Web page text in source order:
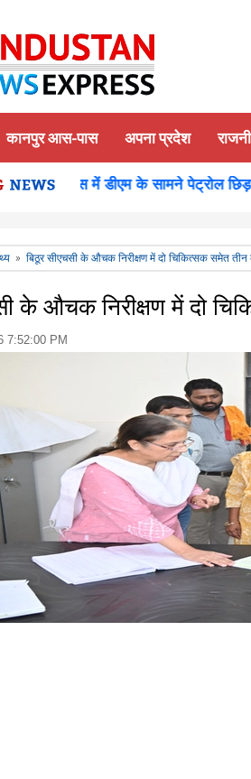
कानपुर आस-पास अपना प्रदेश
दिवस में डीएम के सामने पेट्रोल छिड़क
» बिठूर सीएचसी के औचक निरीक्षण में दो चिकित्सक समेत तीन
के औचक निरीक्षण में दो
7:52:00 PM